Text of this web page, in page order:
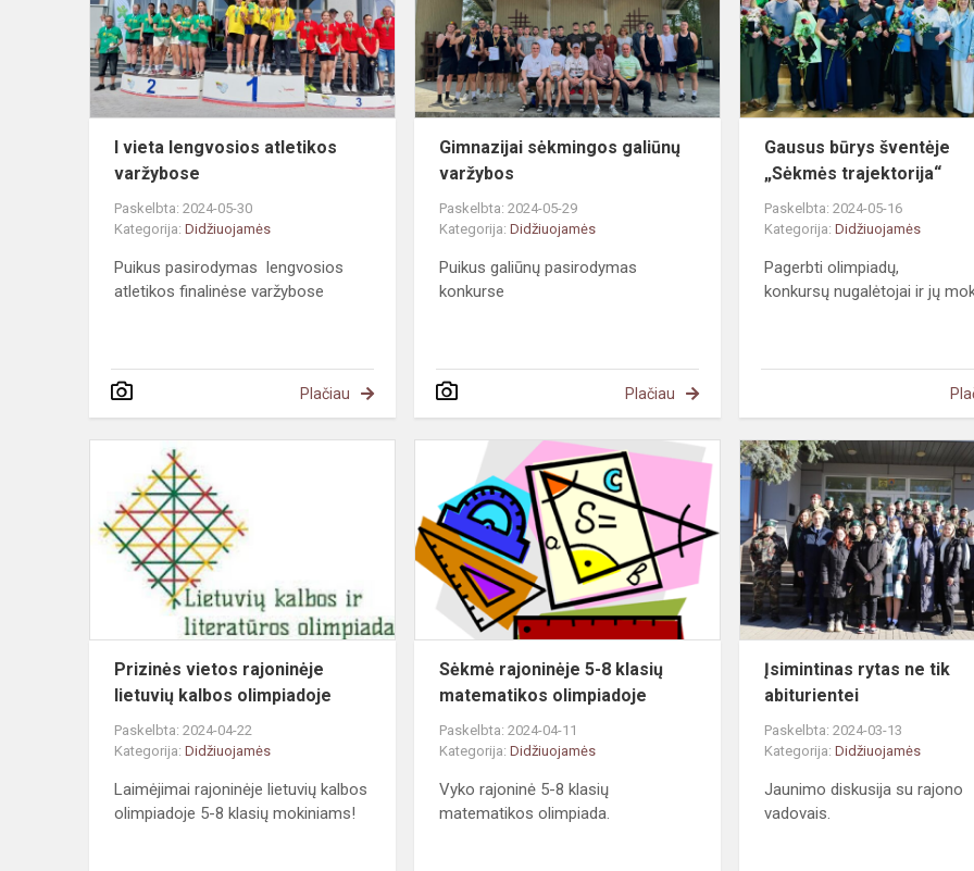
atletikos
varžybose
I vieta lengvosios atletikos
varžybose
Paskelbta: 2024-05-30
Kategorija: Didžiuojamės
Puikus pasirodymas lengvosios
atletikos finalinėse varžybose
Plačiau
varžybos
Gimnazijai sėkmingos galiūnų
varžybos
Paskelbta: 2024-05-29
Kategorija:Didžiuojamės
Puikus galiūnų pasirodymas
konkurse
Plačiau
Gausus būrys šventėje
„Sėkmės trajektorija“
Paskelbta: 2024-05-16
Kategorija:Didžiuojamės
Pagerbti olimpiadų,
konkursų nugalėtojai ir jų
rajoninėje
lietuvių
kalbos
olimpiadoje
Prizinės vietos rajoninėje
lietuvių kalbos olimpiadoje
Paskelbta: 2024-04-22
Kategorija: Didžiuojamės
Laimėjimai rajoninėje lietuvių kalbos
olimpiadoje 5-8 klasių mokiniams!
Sėkmė
rajoninėje
8
klasių
matematikos
olimpiadoje
Sėkmė rajoninėje 5-8 klasių
matematikos olimpiadoje
Paskelbta: 2024-04-11
Kategorija:Didžiuojamės
Vyko rajoninė 5-8 klasių
matematikos olimpiada.
Įsimintinas rytas ne tik
abiturientei
Paskelbta: 2024-03-13
Kategorija:Didžiuojamės
Jaunimo diskusija su rajono
vadovais.